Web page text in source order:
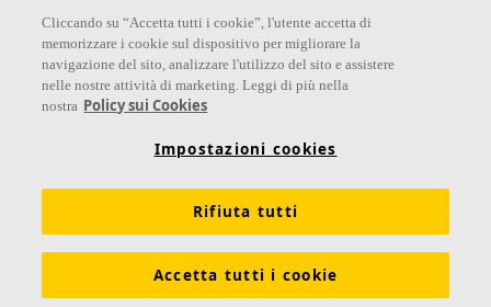
Links
Dichiarazioni di Performance Informazioni legali
Scarica le nostre brochure Segnalazioni Whistleblowing
Cliccando su “Accetta tutti i cookie”, l'utente accetta di
memorizzare i cookie sul dispositivo per migliorare la
navigazione del sito, analizzare l'utilizzo del sito e assistere
nelle nostre attività di marketing. Leggi di più nella
nostra Policy sui Cookies
Impostazioni cookies
Rifiuta tutti
Accetta tutti i cookie